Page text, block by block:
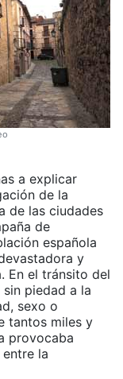
a explicar
de la
de las ciudades
de
española
y
En el tránsito del
sin piedad a la
sexo o
tantos miles y
provocaba
la